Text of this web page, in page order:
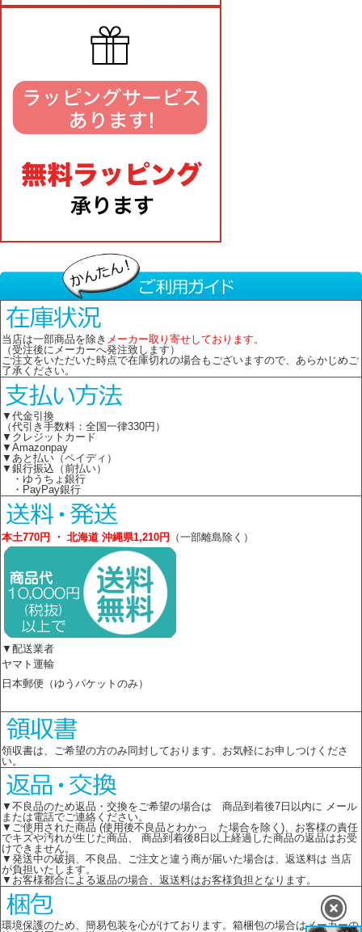
当店は一部商品を除き メーカー取り寄せしております。
（受注後にメーカーへ発注致します）
ご注文をいただいた時点で在庫切れの場合もございますので、あらかじめご
了承ください。
▼代金引換
（代引き手数料：全国一律330円）
▼クレジットカード
▼Amazonpay
▼あと払い（ペイディ）
▼銀行振込（前払い）
・ゆうちょ銀行
・PayPay銀行
本土770円 ・ 北海道 沖縄県1,210円 （一部離島除く）
▼配送業者
ヤマト運輸
日本郵便（ゆうパケットのみ）
領収書は、ご希望の方のみ同封しております。お気軽にお申しつけくださ
い。
▼不良品のため返品・交換をご希望の場合は 商品到着後7日以内に メール
または電話でご連絡ください。
▼ご使用された商品 (使用後不良品とわかっ た場合を除く)、お客様の責任
でキズや汚れが生じた商品、 商品到着後8日以上経過した商品の返品はお受
けできません。
▼発送中の破損、不良品、ご注文と違う商が届いた場合は、返送料は 当店
が負担いたします。
▼お客様都合による返品の場合、返送料はお客様負担となります。
環境保護のため、簡易包装を心がけております。箱梱包の場合はメーカーの